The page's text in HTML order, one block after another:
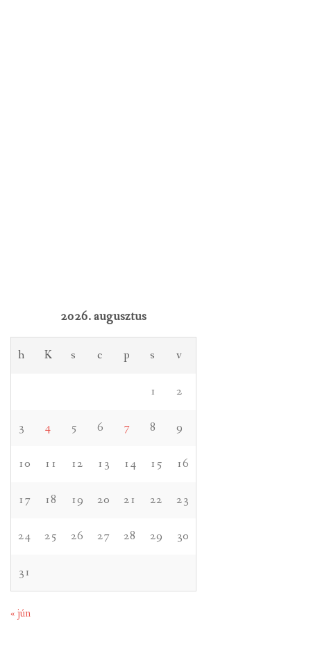
2026. augusztus
h K s c p s v
1 2
3 4 5 6 7 8 9
10 11 12 13 14 15 16
17 18 19 20 21 22 23
24 25 26 27 28 29 30
31
« jún